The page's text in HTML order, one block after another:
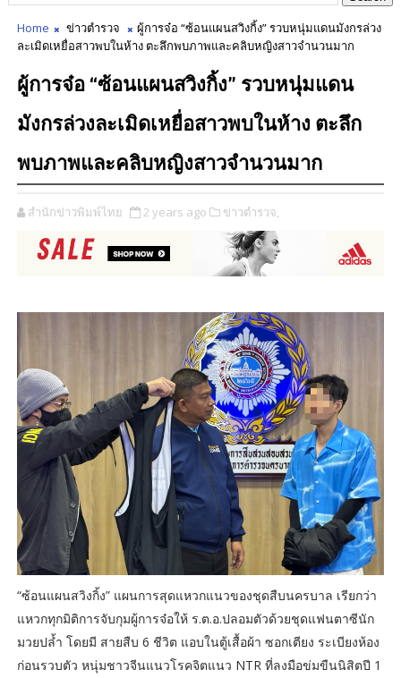
Home ข่าวตำรวจ
ผู้การจ๋อ “ซ้อนแผนสวิงกิ้ง” รวบหนุ่มแดนมังกรล่วง
ละเมิดเหยื่อสาวพบในห้าง ตะลึกพบภาพและคลิบหญิงสาวจำนวนมาก
ผู้การจ๋อ “ซ้อนแผนสวิงกิ้ง” รวบหนุ่มแดน
มังกรล่วงละเมิดเหยื่อสาวพบในห้าง ตะลึก
พบภาพและคลิบหญิงสาวจำนวนมาก
สำนักข่าวพิมพ์ไทย 2 years ago ข่าวตำรวจ,
“ซ้อนแผนสวิงกิ้ง” แผนการสุดแหวกแนวของชุดสืบนครบาล เรียกว่า
แหวกทุกมิติการจับกุมผู้การจ๋อให้ ร.ต.อ.ปลอมตัวด้วยชุดแฟนตาซีนัก
มวยปล้ำ โดยมี สายสืบ 6 ชีวิต แอบในตู้เสื้อผ้า ซอกเตียง ระเบียงห้อง
ก่อนรวบตัว หนุ่มชาวจีนแนวโรคจิตแนว NTR ที่ลงมือข่มขืนนิสิตปี 1